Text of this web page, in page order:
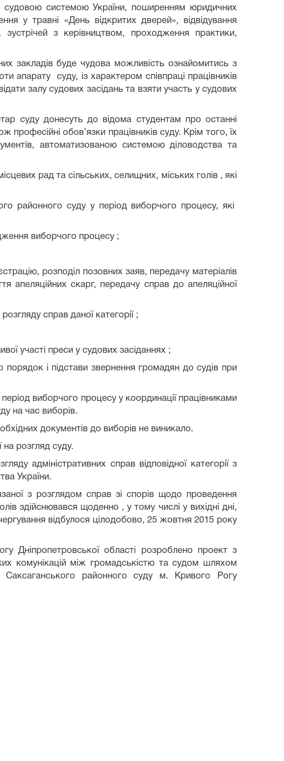
судовою системою України, поширенням юридичних
у травні «День відкритих дверей», відвідування
з керівництвом, проходження практики,
закладів буде чудова можливість ознайомитись з
апарату суду, із характером співпраці працівників
залу судових засідань та взяти участь у судових
суду донесуть до відома студентам про останні
професійні обов’язки працівників суду. Крім того, їх
автоматизованою системою діловодства та
рад та сільських, селищних, міських голів , які
районного суду у період виборчого процесу, які
виборчого процесу ;
розподіл позовних заяв, передачу матеріалів
апеляційних скарг, передачу справ до апеляційної
справ даної категорії ;
участі преси у судових засіданнях ;
і підстави звернення громадян до судів при
виборчого процесу у координації працівниками
на час виборів.
документів до виборів не виникало.
розгляд суду.
адміністративних справ відповідної категорії з
України.
з розглядом справ зі спорів щодо проведення
здійснювався щоденно , у тому числі у вихідні дні,
відбулося цілодобово, 25 жовтня 2015 року
області розроблено проект з
комунікацій між громадськістю та судом шляхом
Саксаганського районного суду м. Кривого Рогу